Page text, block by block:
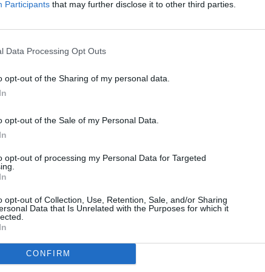
Participants that may further disclose it to other third parties.
Data Processing Opt Outs
opt-out of the Sharing of my personal data.
opt-out of the Sale of my Personal Data.
opt-out of processing my Personal Data for Targeted
opt-out of Collection, Use, Retention, Sale, and/or Sharing
Data that Is Unrelated with the Purposes for which it
CONFIRM
premiéry. Na své si přijdou milovníci
Strange, Captain America: Občanská válka a
zavedou diváky příběhy Kráska a zvíře, Lovec:
pomsta. Pohled do dávné historie nabídne
nabídku doplní romantická komedie Dítě Brigite
premiérovým sedmým dílem. Strhující
Geostorm: Globální nebezpečí a válečné
13E
na LaLigu
od RRTV